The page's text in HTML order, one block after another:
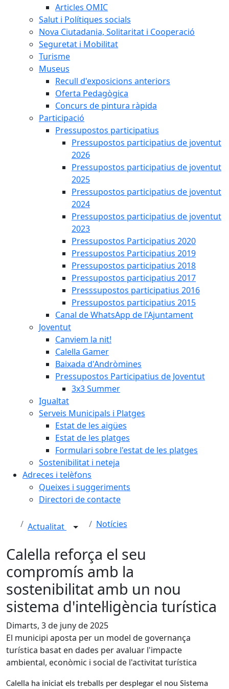
Articles OMIC
Salut i Polítiques socials
Nova Ciutadania, Solitaritat i Cooperació
Seguretat i Mobilitat
Turisme
Museus
Recull d'exposicions anteriors
Oferta Pedagògica
Concurs de pintura ràpida
Participació
Pressupostos participatius
Pressupostos participatius de joventut
2026
Pressupostos participatius de joventut
2025
Pressupostos participatius de joventut
2024
Pressupostos participatius de joventut
2023
Pressupostos Participatius 2020
Pressupostos Participatius 2019
Pressupostos participatius 2018
Pressupostos participatius 2017
Presssupostos participatius 2016
Pressupostos participatius 2015
Canal de WhatsApp de l'Ajuntament
Joventut
Canviem la nit!
Calella Gamer
Baixada d'Andròmines
Pressupostos Participatius de Joventut
3x3 Summer
Igualtat
Serveis Municipals i Platges
Estat de les aigües
Estat de les platges
Formulari sobre l'estat de les platges
Sostenibilitat i neteja
Adreces i telèfons
Queixes i suggeriments
Directori de contacte
Actualitat Notícies
Calella reforça el seu
compromís amb la
sostenibilitat amb un nou
sistema d'intel·ligència turística
Dimarts, 3 de juny de 2025
El municipi aposta per un model de governança
turística basat en dades per avaluar l'impacte
ambiental, econòmic i social de l'activitat turística
Calella ha iniciat els treballs per desplegar el nou Sistema